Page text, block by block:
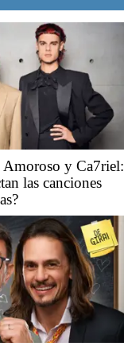
y Ca7riel:
las canciones